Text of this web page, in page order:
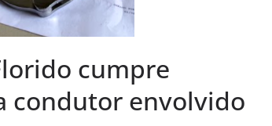
cumpre
condutor envolvido